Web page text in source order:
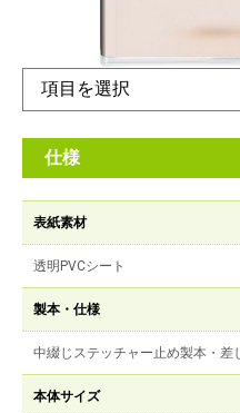
帳です。写真家 関由香さんの
仕様
表紙素材
透明PVCシート
製本・仕様
中綴じステッチャー止め製本・差
本体サイズ